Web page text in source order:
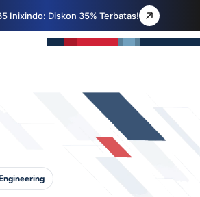
Inixindo: Diskon 35% Terbatas!